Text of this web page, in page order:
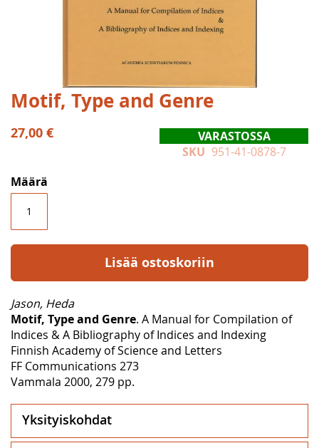
Skip
to
the
beginning
images
gallery
Motif, Type and Genre
27,00 €
VARASTOSSA
SKU 951-41-0878-7
Määrä
Lisää ostoskoriin
Jason, Heda
Motif, Type and Genre. A Manual for Compilation of
Indices & A Bibliography of Indices and Indexing
Finnish Academy of Science and Letters
FF Communications 273
Vammala 2000, 279 pp.
Yksityiskohdat